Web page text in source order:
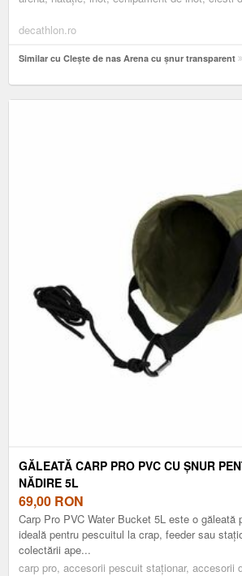
decathlon.ro
Similar cu Clește de nas Arena cu șnur transparent
GĂLEATĂ CARP PRO PVC CU ȘNUR
NĂDIRE 5L
69,00 RON
Carp Pro PVC Water Bucket 5L este o găleată
ideală pentru pescuitul la crap, feeder sau
colectării ape...
carp pro, accesorii pescuit staționar, accesorii